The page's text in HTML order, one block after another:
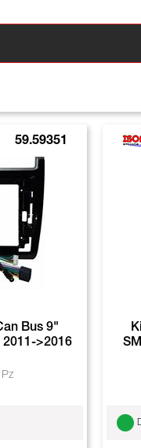
59.59351
Bus 9"
2011->2016
Pz